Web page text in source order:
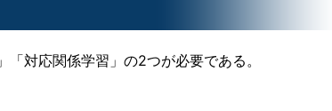
対応関係学習」の2つが必要である。